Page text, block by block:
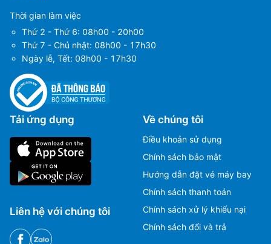
Thời gian làm việc
Thứ 2 - Thứ 6: 08h00 - 20h00
Thứ 7 - Chủ nhật: 08h00 - 17h30
Ngày lễ, Tết: 08h00 - 17h30
Tải ứng dụng
Liên hệ với chúng tôi
Về chúng tôi
Điều khoản sử dụng
Chính sách bảo mật
Hướng dẫn đặt vé máy bay
Chính sách thanh toán
Chính sách xử lý khiếu nại
Chính sách đổi và trả